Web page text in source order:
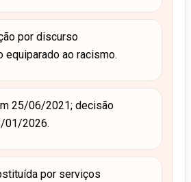
por discurso
equiparado ao racismo.
25/06/2021; decisão
01/2026.
por serviços